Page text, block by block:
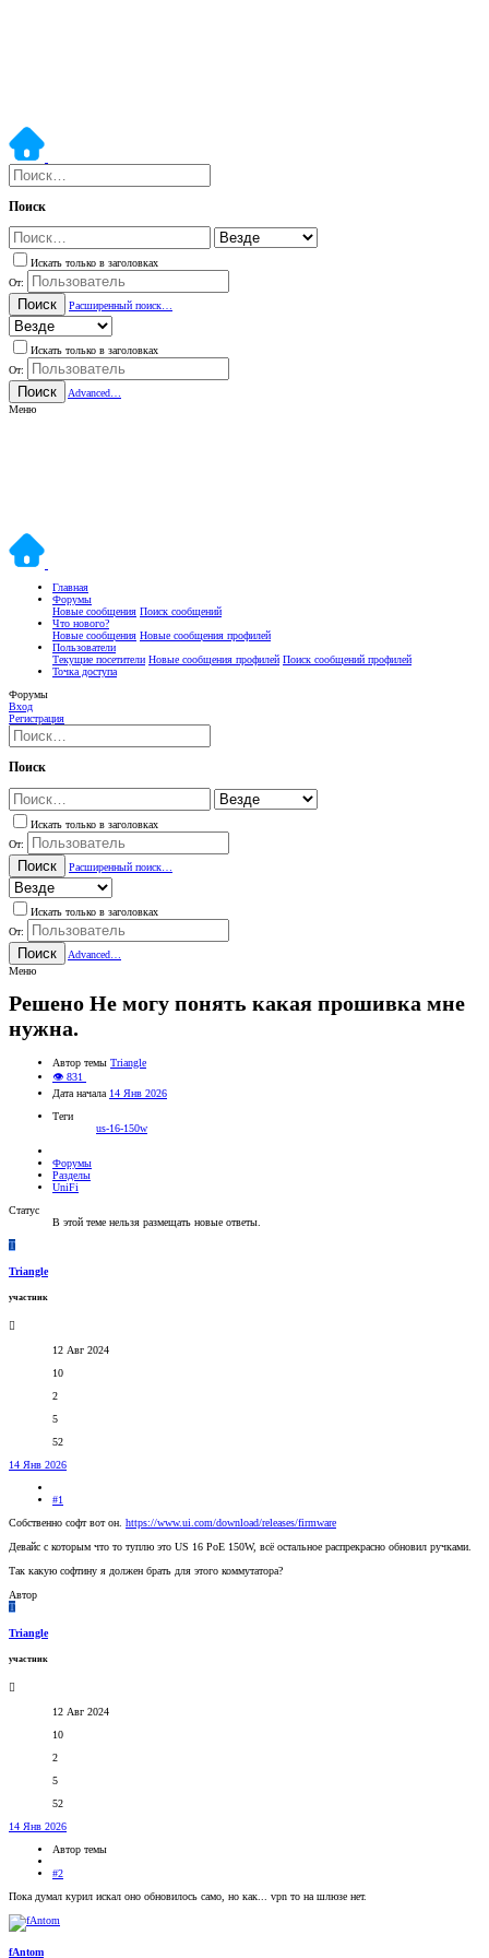
Поиск
Искать только в заголовках
От:
Поиск Расширенный поиск…
Искать только в заголовках
От:
Поиск
Advanced…
Меню
Главная
Форумы
Новые сообщения Поиск сообщений
Что нового?
Новые сообщения Новые сообщения профилей
Пользователи
Текущие посетители Новые сообщения профилей Поиск сообщений профилей
Точка доступа
Форумы
Вход
Регистрация
Поиск
Искать только в заголовках
От:
Поиск Расширенный поиск…
Искать только в заголовках
От:
Поиск
Advanced…
Меню
Решено Не могу понять какая прошивка мне
нужна.
Автор темы Triangle
👁 831
Дата начала 14 Янв 2026
Теги
us-16-150w
Форумы
Разделы
UniFi
Статус
В этой теме нельзя размещать новые ответы.
T
Triangle
участник
12 Авг 2024
10
2
5
52
14 Янв 2026
#1
Собственно софт вот он. https://www.ui.com/download/releases/firmware
Девайс с которым что то туплю это US 16 PoE 150W, всё остальное распрекрасно обновил ручками.
Так какую софтину я должен брать для этого коммутатора?
Автор
T
Triangle
участник
12 Авг 2024
10
2
5
52
14 Янв 2026
Автор темы
#2
Пока думал курил искал оно обновилось само, но как... vpn то на шлюзе нет.
fAntom